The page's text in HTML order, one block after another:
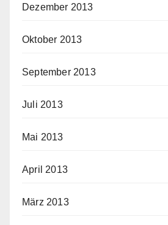
Dezember 2013
Oktober 2013
September 2013
Juli 2013
Mai 2013
April 2013
März 2013